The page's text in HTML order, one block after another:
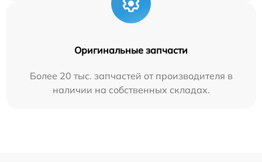
Оригинальные запчасти
Более 20 тыс. запчастей от производителя в
наличии на собственных складах.